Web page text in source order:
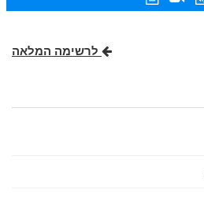
לרשימה המלאה